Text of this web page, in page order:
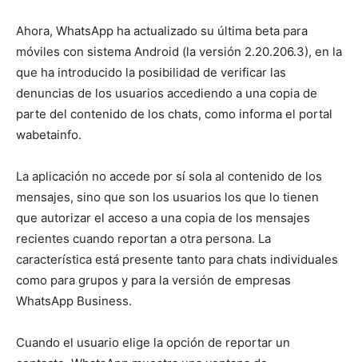
Ahora, WhatsApp ha actualizado su última beta para
móviles con sistema Android (la versión 2.20.206.3), en la
que ha introducido la posibilidad de verificar las
denuncias de los usuarios accediendo a una copia de
parte del contenido de los chats, como informa el portal
wabetainfo.
La aplicación no accede por sí sola al contenido de los
mensajes, sino que son los usuarios los que lo tienen
que autorizar el acceso a una copia de los mensajes
recientes cuando reportan a otra persona. La
característica está presente tanto para chats individuales
como para grupos y para la versión de empresas
WhatsApp Business.
Cuando el usuario elige la opción de reportar un